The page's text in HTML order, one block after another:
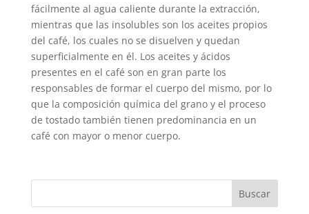
fácilmente al agua caliente durante la extracción,
mientras que las insolubles son los aceites propios
del café, los cuales no se disuelven y quedan
superficialmente en él. Los aceites y ácidos
presentes en el café son en gran parte los
responsables de formar el cuerpo del mismo, por lo
que la composición química del grano y el proceso
de tostado también tienen predominancia en un
café con mayor o menor cuerpo.
Buscar